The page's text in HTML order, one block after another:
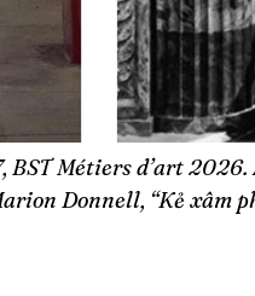
BST Métiers d’art
Donnell, “Kẻ xâm